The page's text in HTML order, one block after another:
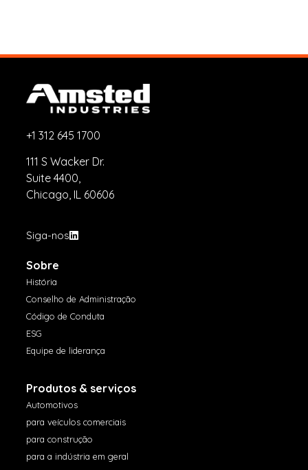
+1 312 645 1700
111 S Wacker Dr.
Suite 4400,
Chicago, IL 60606
Siga-nos
Sobre
História
Conselho de Administração
Código de Conduta
ESG
Equipe de liderança
Produtos & serviços
Automotivos
para veículos comerciais
para construção
para a indústria em geral